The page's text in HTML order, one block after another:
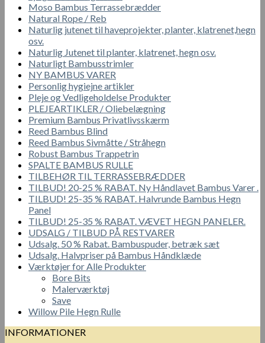
Moso Bambus Terrassebrædder
Natural Rope / Reb
Naturlig jutenet til haveprojekter, planter, klatrenet,hegn
osv.
Naturlig Jutenet til planter, klatrenet, hegn osv.
Naturligt Bambusstrimler
NY BAMBUS VARER
Personlig hygiejne artikler
Pleje og Vedligeholdelse Produkter
PLEJEARTIKLER / Oliebelægning
Premium Bambus Privatlivsskærm
Reed Bambus Blind
Reed Bambus Sivmåtte / Stråhegn
Robust Bambus Trappetrin
SPALTE BAMBUS RULLE
TILBEHØR TIL TERRASSEBRÆDDER
TILBUD! 20-25 % RABAT. Ny Håndlavet Bambus Varer .
TILBUD! 25-35 % RABAT. Halvrunde Bambus Hegn
Panel
TILBUD! 25-35 % RABAT. VÆVET HEGN PANELER.
UDSALG / TILBUD PÅ RESTVARER
Udsalg. 50 % Rabat. Bambuspuder, betræk sæt
Udsalg. Halvpriser på Bambus Håndklæde
Værktøjer for Alle Produkter
Bore Bits
Malerværktøj
Save
Willow Pile Hegn Rulle
INFORMATIONER